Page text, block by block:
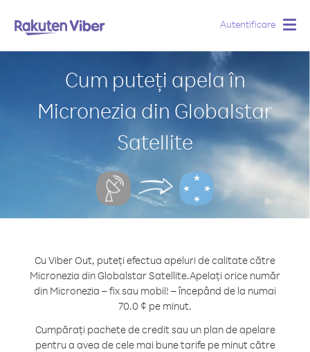
Autentificare
Cum puteți apela în
Micronezia din Globalstar
Satellite
Cu Viber Out, puteți efectua apeluri de calitate către
Micronezia din Globalstar Satellite.Apelați orice număr
din Micronezia – fix sau mobil! – începând de la numai
70.0 ¢ pe minut.
Cumpărați pachete de credit sau un plan de apelare
pentru a avea de cele mai bune tarife pe minut către